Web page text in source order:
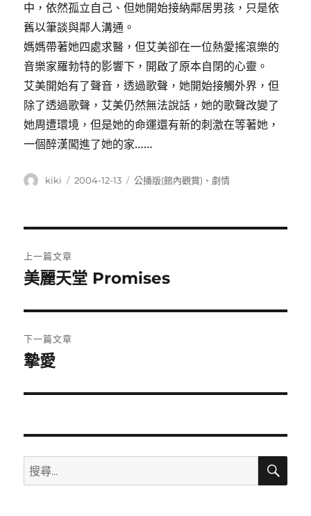
中，依然孤立自己、但她開始接納鄰居男孩，只是依
舊以筆談與鄰人溝通。
媽媽帶著她四處求醫，但艾美卻在一位熱愛搖滾樂的
音樂家羅勃特的影響下，開啟了原本自閉的心靈。
艾美開始有了聲音，透過歌聲，她開始接觸外界，但
除了透過歌聲，艾美仍然無法說話，她的歌聲改變了
她周遭環境，但是她的命運還有新的刺激在等著她，
一個醉漢闖進了她的家……
作
kiki
發
2004-12-13
分
公播版(館內觀賞) 、 劇情
章
覽
上一篇文章
上
篇
文
章:
美麗天堂 Promises
下一篇文章
下
篇
章:
摯愛
搜
尋
搜